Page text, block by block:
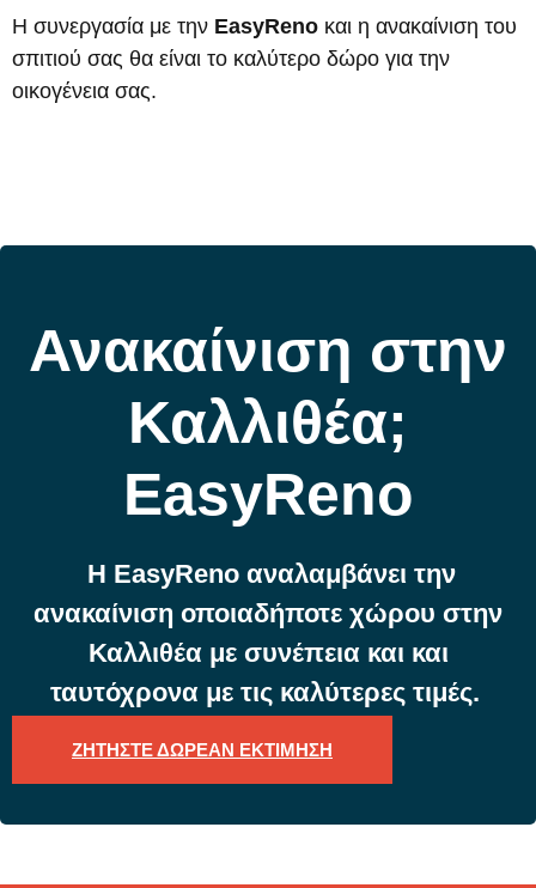
Η συνεργασία με την EasyReno και η ανακαίνιση του
σπιτιού σας θα είναι το καλύτερο δώρο για την
οικογένεια σας.
Ανακαίνιση στην
Καλλιθέα;
EasyReno
Η EasyReno αναλαμβάνει την
ανακαίνιση οποιαδήποτε χώρου στην
Καλλιθέα με συνέπεια και και
ταυτόχρονα με τις καλύτερες τιμές.
ΖΗΤΗΣΤΕ ΔΩΡΕΑΝ ΕΚΤΙΜΗΣΗ